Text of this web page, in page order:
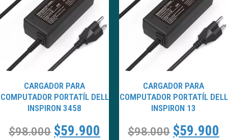
CARGADOR PARA
COMPUTADOR PORTATÍL DELL
INSPIRON 3458
$98.000 $59.900
CARGADOR PARA
COMPUTADOR PORTATÍL DELL
INSPIRON 13
$98.000 $59.900